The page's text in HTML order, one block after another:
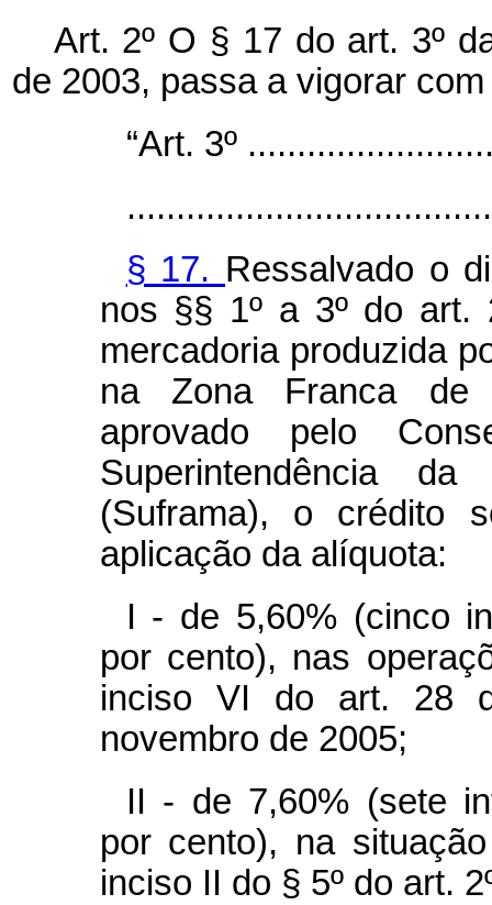
Art. 2º O § 17 do art. 3º
de 2003, passa a vigorar
“Art. 3º
§ 17. Ressalvado o
nos §§ 1º a 3º do art.
mercadoria produzida
na Zona Franca de
aprovado pelo
Superintendência
(Suframa), o crédito
aplicação da alíquota:
I - de 5,60% (cinco
por cento), nas
inciso VI do art. 28
novembro de 2005;
II - de 7,60% (sete
por cento), na
inciso II do § 5º do art.